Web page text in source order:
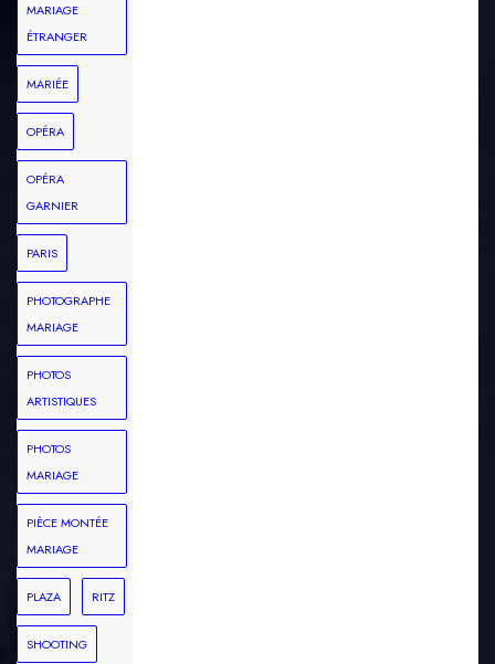
MARIAGE
ÉTRANGER
MARIÉE
OPÉRA
OPÉRA
GARNIER
PARIS
PHOTOGRAPHE
MARIAGE
PHOTOS
ARTISTIQUES
PHOTOS
MARIAGE
PIÈCE MONTÉE
MARIAGE
PLAZA RITZ
SHOOTING